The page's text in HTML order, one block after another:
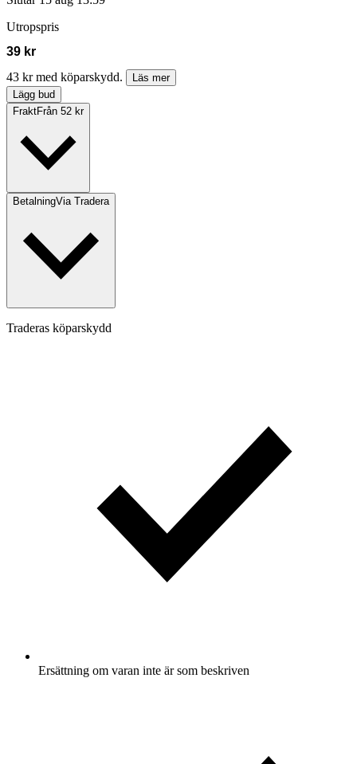
Utropspris
39 kr
43 kr med köparskydd.
Läs mer
Lägg bud
FraktFrån 52 kr
BetalningVia Tradera
Traderas köparskydd
Ersättning om varan inte är som beskriven